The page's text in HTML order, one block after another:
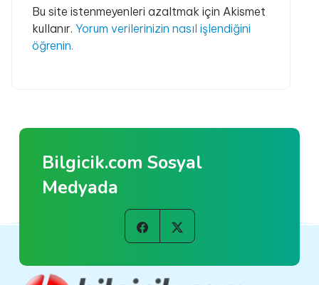
Bu site istenmeyenleri azaltmak için Akismet
kullanır. Yorum verilerinizin nasıl işlendiğini
öğrenin.
Bilgicik.com Sosyal
Medyada